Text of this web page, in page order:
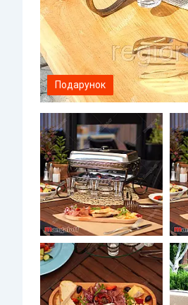
Подарунок